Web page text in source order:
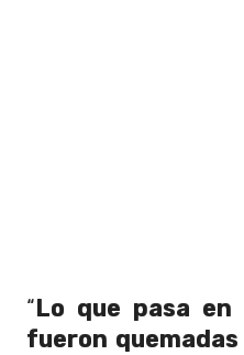
“Lo que pasa
fueron